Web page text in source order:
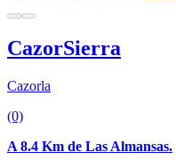
CazorSierra
Cazorla
(0)
A 8.4 Km de Las Almansas.